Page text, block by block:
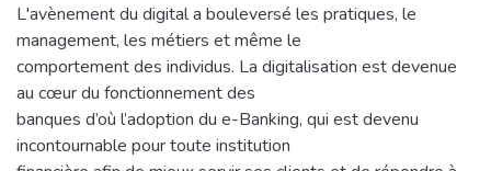
L'avènement du digital a bouleversé les pratiques, le
management, les métiers et même le
comportement des individus. La digitalisation est devenue
au cœur du fonctionnement des
banques d’où l’adoption du e-Banking, qui est devenu
incontournable pour toute institution